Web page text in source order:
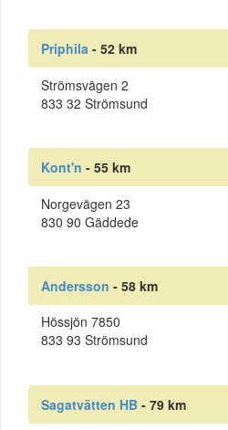
Priphila - 52 km
Strömsvägen 2
833 32 Strömsund
Kont'n - 55 km
Norgevägen 23
830 90 Gäddede
Andersson - 58 km
Hössjön 7850
833 93 Strömsund
Sagatvätten HB - 79 km